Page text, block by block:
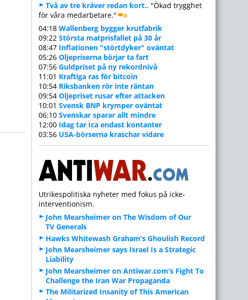
Två av tre kräver redan kort.. "Ökad trygghet
för våra medarbetare."
0
04:18 Wallenberg bygger krutfabrik
09:22 Största matprisfallet på 30 år
08:47 Inflationen "störtdyker" oväntat
05:26 Oljepriserna börjar ta fart
07:56 Guldpriset på ny rekordnivå
11:01 Kraftiga ras för bitcoin
10:54 Riksbanken rör inte räntan
09:54 Oljepriset rusar efter attacken
10:01 Svensk BNP krymper oväntat
06:10 Svenskar sparar allt mindre
12:00 Idag tar Ica endast kontanter
03:56 USA-börserna kraschar vidare
Utrikespolitiska nyheter med fokus på icke-
interventionism.
John Mearsheimer on The Wisdom of Our
TV Generals
Hawks Whitewash Graham’s Ghoulish Record
John Mearsheimer says Israel Is a Strategic
Liability
John Mearsheimer on Antiwar.com’s Fight To
Challenge the Iran War Propaganda
The Militarized Insanity of This American